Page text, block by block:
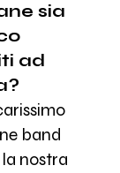
sia
ad
band
nostra